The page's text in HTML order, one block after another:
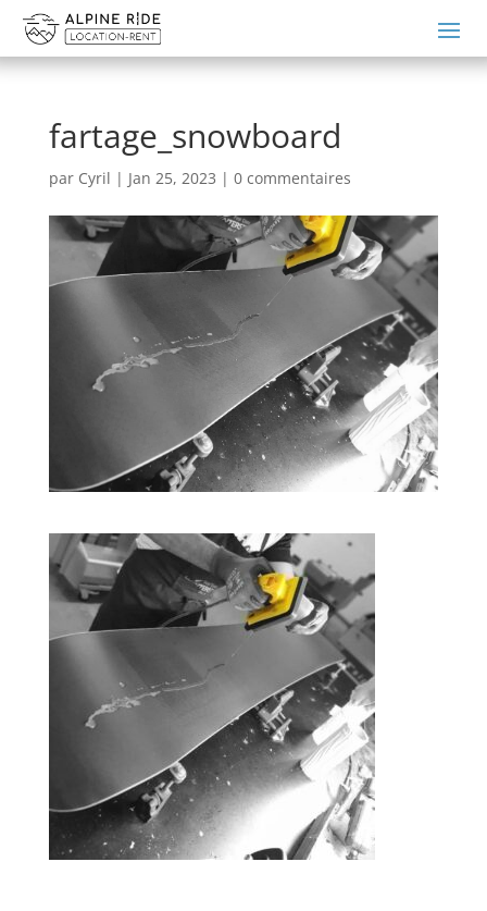
fartage_snowboard
par Cyril | Jan 25, 2023 | 0 commentaires